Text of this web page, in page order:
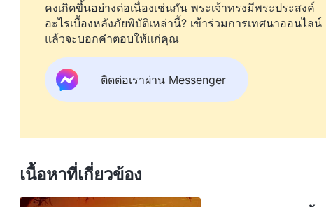
พระเจ้าและการพยายามที่จะหลอกลวงพระองค์ ซึ่งทำให้
เป็นพระวิญญาณ และคนที่นมัสการพระองค์จะต้องนมัส
เป็นองค์พระผู้เป็นเจ้าแห่งการทรงสร้าง ดังนั้นเมื่อสิ่งมีชี
พวกเราควรจะมีหัวใจที่ยำเกรงและนมัสการพระองค์ด้
พูดกับพระเจ้าอย่างเปิดเผยและอย่างซื่อสัตย์ มีเพียงกา
3. จงอธิษฐานว่าจะทำตามน้ำพระทัยของพระเ
ในมัทธิว 6:9-10, 13 องค์พระเยซูเจ้าได้ตรัสว่า “
พระองค์ทั้งหลาย ผู้สถิตในสวรรค์ ขอให้พระนามของพระ
คงเกิดขึ้นอย่างต่อเนื่องเช่นกัน พระเจ้าทรงมีพระประสงค์
อะไรเบื้องหลังภัยพิบัติเหล่านี้? เข้าร่วมการเทศนาออนไลน์
แล้วจะบอกคำตอบให้แก่คุณ
ติดต่อเราผ่าน Messenger
เนื้อหาที่เกี่ยวข้อง